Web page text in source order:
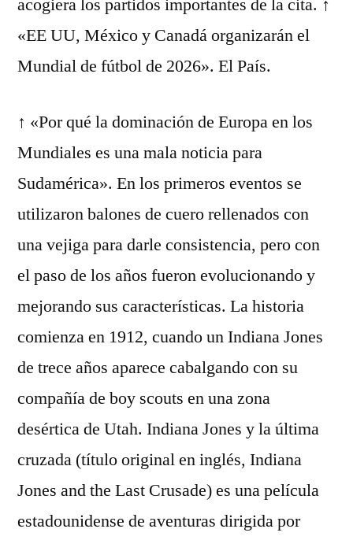
acogiera los partidos importantes de la cita. ↑
«EE UU, México y Canadá organizarán el
Mundial de fútbol de 2026». El País.
↑ «Por qué la dominación de Europa en los
Mundiales es una mala noticia para
Sudamérica». En los primeros eventos se
utilizaron balones de cuero rellenados con
una vejiga para darle consistencia, pero con
el paso de los años fueron evolucionando y
mejorando sus características. La historia
comienza en 1912, cuando un Indiana Jones
de trece años aparece cabalgando con su
compañía de boy scouts en una zona
desértica de Utah. Indiana Jones y la última
cruzada (título original en inglés, Indiana
Jones and the Last Crusade) es una película
estadounidense de aventuras dirigida por